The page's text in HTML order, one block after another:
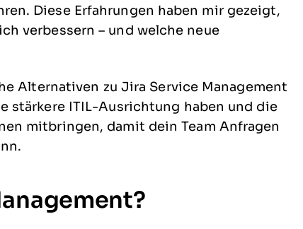
Diese Erfahrungen haben mir gezeigt,
verbessern – und welche neue
Alternativen zu Jira Service Management
stärkere ITIL-Ausrichtung haben und die
mitbringen, damit dein Team Anfragen